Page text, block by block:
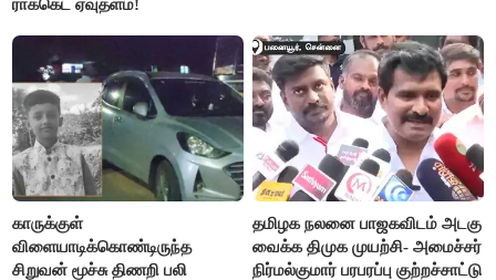
ராக்கெட் ஏவுதளம்!
காருக்குள்
விளையாடிக்கொண்டிருந்த
சிறுவன் மூச்சு திணறி பலி
தமிழக நலனை பாஜகவிடம் அடகு
வைக்க திமுக முயற்சி- அமைச்சர்
நிர்மல்குமார் பரபரப்பு குற்றச்சாட்டு